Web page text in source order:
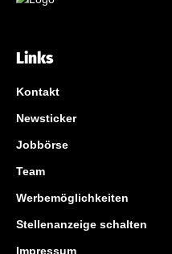
Links
Kontakt
Newsticker
Jobbörse
Team
Werbemöglichkeiten
Stellenanzeige schalten
Impressum